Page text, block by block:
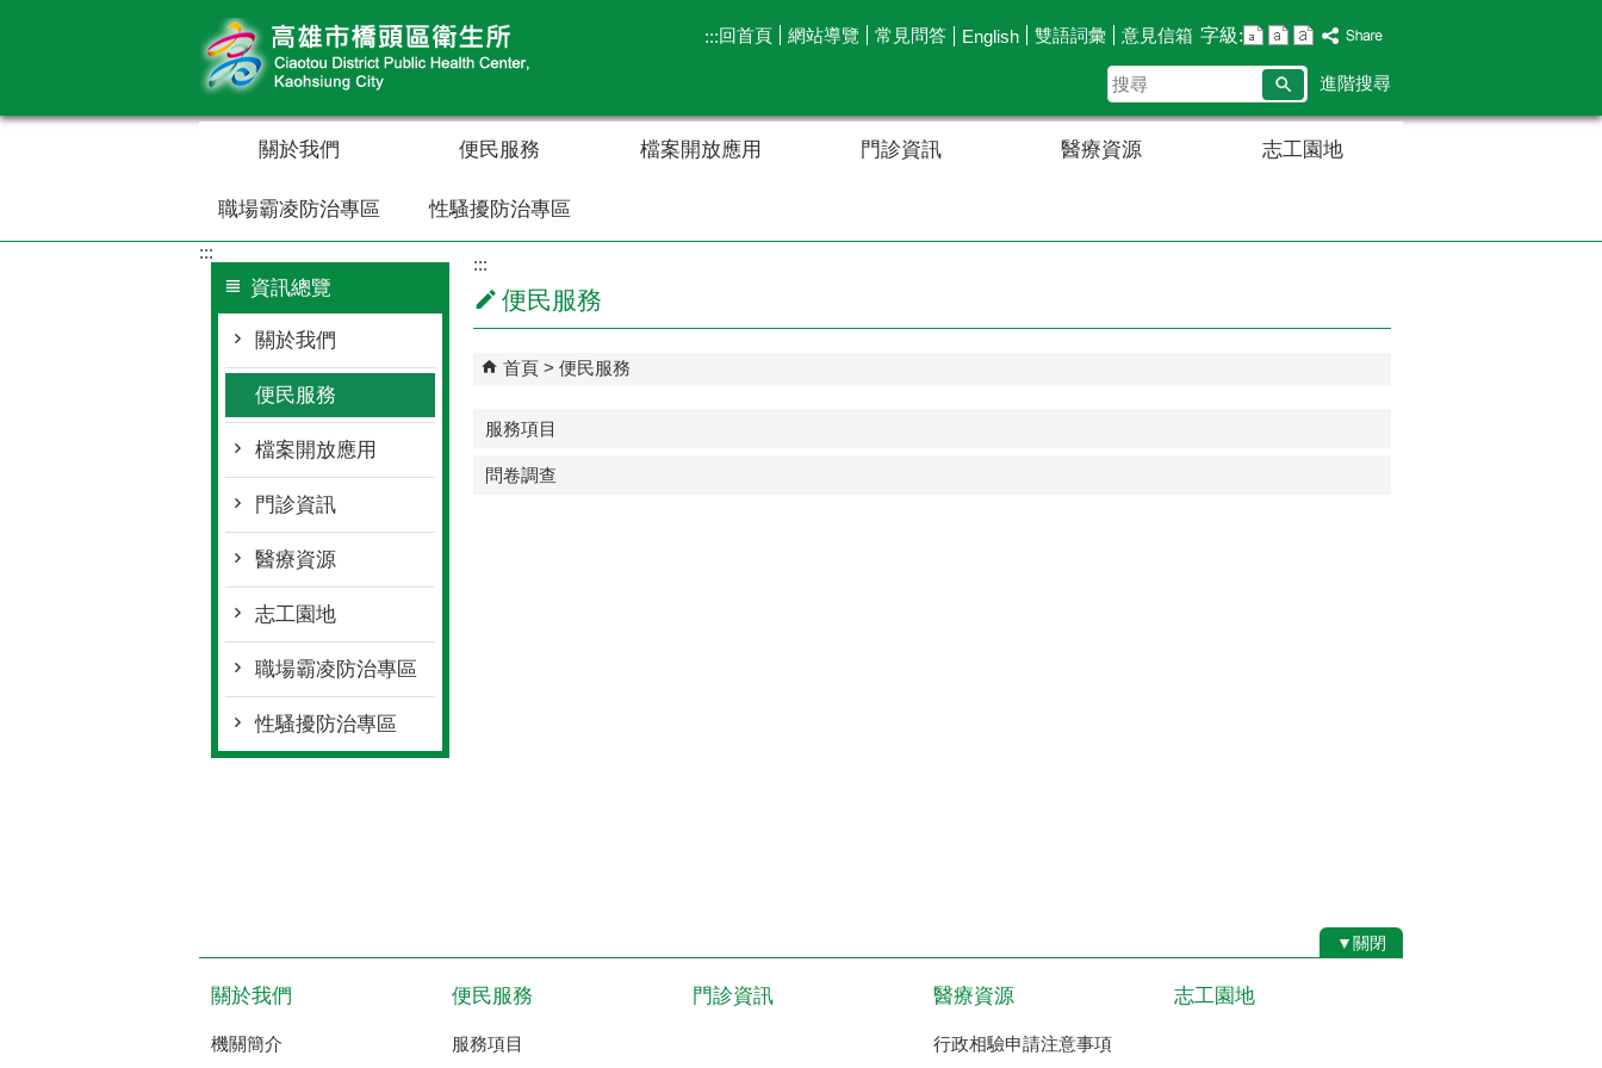
:::回首頁 網站導覽 常見問答 English 雙語詞彙 意見信箱 字級:
搜
尋
進階搜尋
關於我們 便民服務 檔案開放應用 門診資訊 醫療資源 志工園地
職場霸凌防治專區 性騷擾防治專區
:::
資訊總覽
關於我們
便民服務
檔案開放應用
門診資訊
醫療資源
志工園地
職場霸凌防治專區
性騷擾防治專區
:::
便民服務
首頁 便民服務
服務項目
問卷調查
▼關閉
關於我們
機關簡介
便民服務
服務項目
門診資訊 醫療資源
行政相驗申請注意事項
志工園地